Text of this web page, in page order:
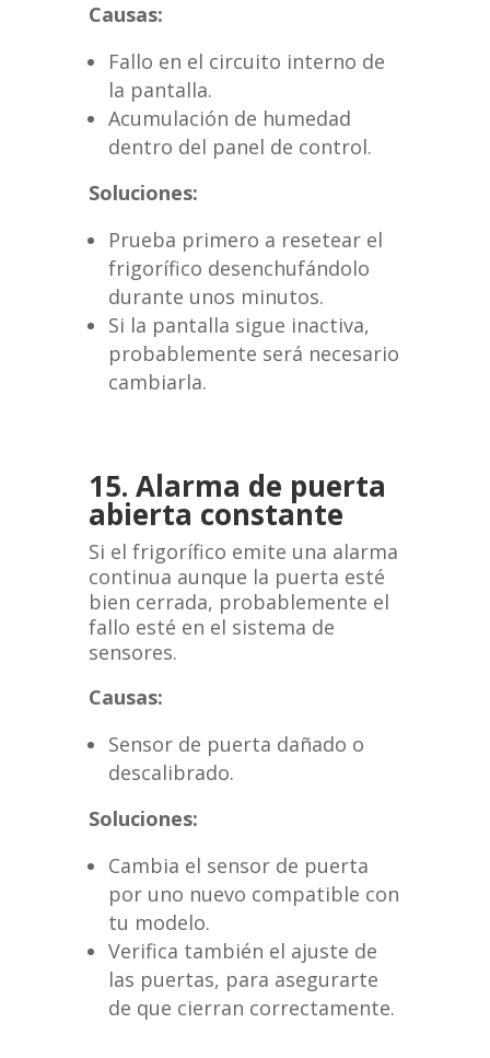
Causas:
Fallo en el circuito interno de
la pantalla.
Acumulación de humedad
dentro del panel de control.
Soluciones:
Prueba primero a resetear el
frigorífico desenchufándolo
durante unos minutos.
Si la pantalla sigue inactiva,
probablemente será necesario
cambiarla.
15. Alarma de puerta
abierta constante
Si el frigorífico emite una alarma
continua aunque la puerta esté
bien cerrada, probablemente el
fallo esté en el sistema de
sensores.
Causas:
Sensor de puerta dañado o
descalibrado.
Soluciones:
Cambia el sensor de puerta
por uno nuevo compatible con
tu modelo.
Verifica también el ajuste de
las puertas, para asegurarte
de que cierran correctamente.